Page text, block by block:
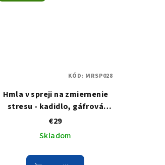
Hmla v spreji na zmiernenie
stresu - kadidlo, gáfrová
limetka, tangerínka - DE-
STRESS
€29
Skladom
KÓD: MRSP028